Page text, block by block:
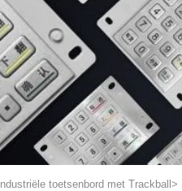
Industriële toetsenbord met Trackball >